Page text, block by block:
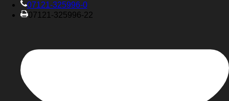
07121-325996-0
07121-325996-22